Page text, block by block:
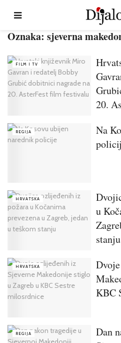
Oznaka: sjeverna
FILM I TV
20.
REGIJA
Na
HRVATSKA
u
stanju
HRVATSKA
KBC
REGIJA
Dan